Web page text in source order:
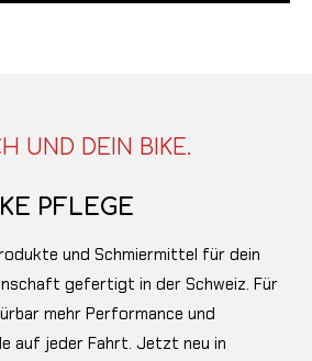
UND DEIN BIKE.
PFLEGE
und Schmiermittel für dein
gefertigt in der Schweiz. Für
mehr Performance und
auf jeder Fahrt. Jetzt neu in